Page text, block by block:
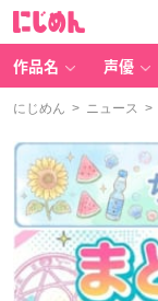
作品名 声優
にじめん > ニュース >